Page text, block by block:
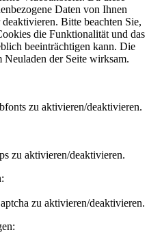
Daten von Ihnen
Bitte beachten Sie,
die Funktionalität und das
beeinträchtigen kann. Die
der Seite wirksam.
zu aktivieren/deaktivieren.
zu aktivieren/deaktivieren.
zu aktivieren/deaktivieren.